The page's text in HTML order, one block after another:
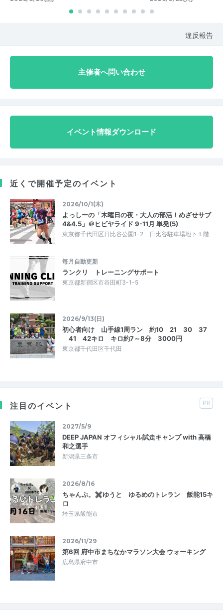
違反報告
主催者へ問い合わせ
イベント情報ダウンロード
近くで開催予定のイベント
2026/10/1(木)
よっしーの「木曜日の夜・大人の部活！めざせサブ
4&4.5」＠ヒビヤライド 9-11月 単発(5)
東京都千代田区日比谷公園1-2 日比谷駐車場地下１階
毎月自動更新
ランクリ トレーニングサポート
東京都新宿区市谷田町3-1-5
2026/9/13(日)
初心者向け 山手線1周ラン 約10 21 30 37
41 42キロ キロ約7～8分 3000円
東京都千代田区千代田
注目のイベント PR
2027/5/9
DEEP JAPAN オフィシャル試走キャンプ with 高橋
和之選手
新潟県三条市
2026/8/16
ちゃんぷ。✖ゆうと ゆるめのトレラン 飯能15キ
ロ
埼玉県飯能市
2026/11/29
第6回 府中市まちなかマラソン大会 ウォーキング
広島県府中市